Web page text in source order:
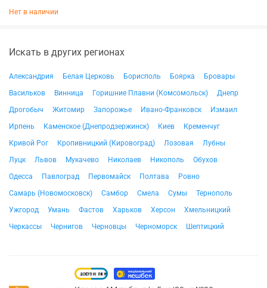
Нет в наличии
Искать в других регионах
Александрия Белая Церковь Борисполь Боярка
Бровары
Васильков
Винница Горишние Плавни (Комсомольск)
Днепр
Дрогобыч
Житомир Запорожье Ивано-Франковск
Измаил
Ирпень
Каменское (Днепродзержинск) Киев
Кременчуг
Кривой Рог
Кропивницкий (Кировоград) Лозовая
Лубны
Луцк
Львов Мукачево Николаев Никополь
Обухов
Одесса
Павлоград Первомайск Полтава
Ровно
Самарь (Новомосковск)
Самбор Смела Сумы
Тернополь
Ужгород
Умань Фастов Харьков Херсон
Хмельницкий
Черкассы
Чернигов Черновцы Черноморск Шептицкий